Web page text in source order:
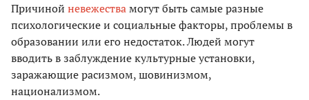
Причиной невежествамогут быть самые разные
психологические и социальные факторы, проблемы в
образовании или его недостаток. Людей могут
вводить в заблуждение культурные установки,
заражающие расизмом, шовинизмом,
национализмом.